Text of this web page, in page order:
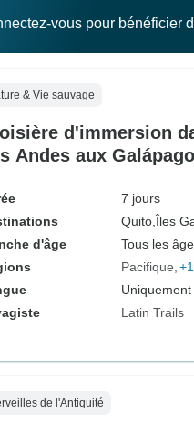
vous pour bénéficier
& Vie sauvage
d'immersion
Andes aux
7 jours
Quito, Îles
d'âge
Tous les
Pacifique
Latin Trails
de l'Antiquité